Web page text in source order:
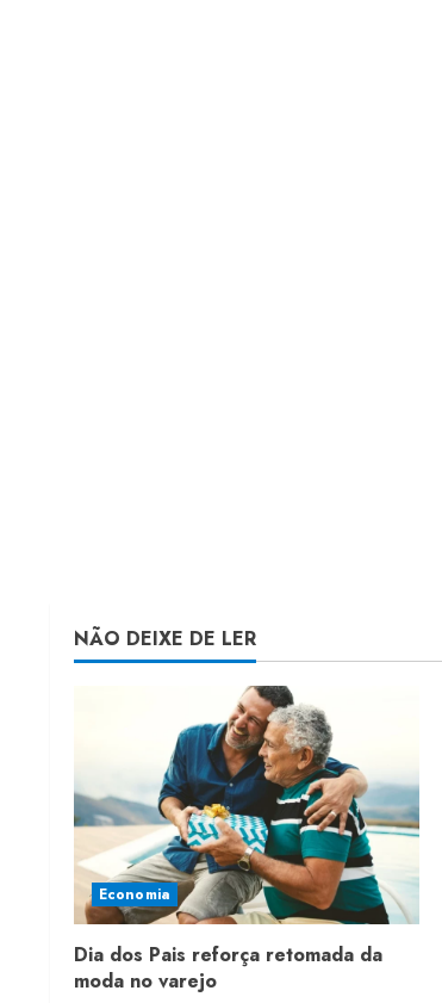
NÃO DEIXE DE LER
Economia
Dia dos Pais reforça retomada da
moda no varejo